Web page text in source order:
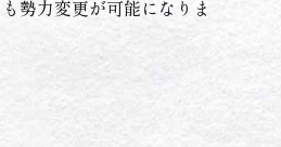
勢力変更が可能になりま